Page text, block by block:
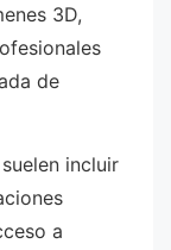
3D,
de
incluir
a